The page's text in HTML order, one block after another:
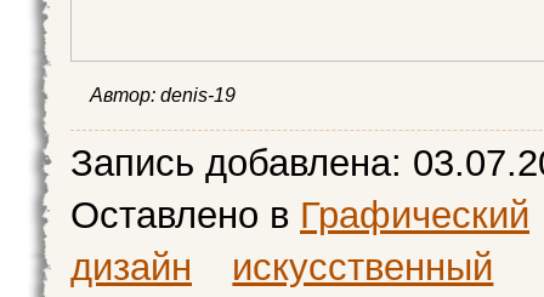
Автор: denis-19
Запись добавлена:
Оставлено в Графический
дизайн
искусственный